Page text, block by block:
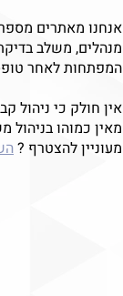
אנחנו מאתרים
מנהלים, משלב
המפתחות לאחר טופס 4 ואישור
אין חולק כי ניהול
מאין כמוהו
מעוניין להצטרף ?